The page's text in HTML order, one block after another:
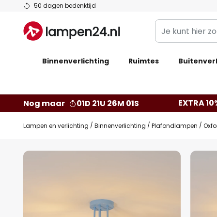
50 dagen bedenktijd
Ga
de
inhoud
Je
kunt
zoeken
webwinkel
Binnenverlichting Ruimtes
Nog maar 01D 21U 26M 00S EXTRA
Lampen en verlichting Binnenverlichting Plafondlampen
Ga